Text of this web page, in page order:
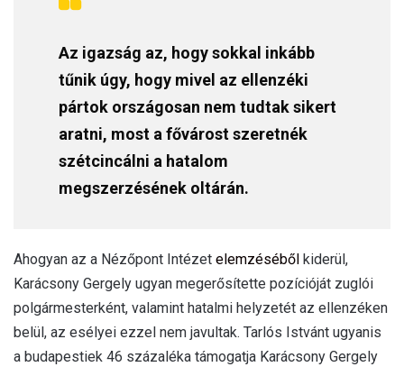
Az igazság az, hogy sokkal inkább
tűnik úgy, hogy mivel az ellenzéki
pártok országosan nem tudtak sikert
aratni, most a fővárost szeretnék
szétcincálni a hatalom
megszerzésének oltárán.
Ahogyan az a Nézőpont Intézet elemzéséből kiderül,
Karácsony Gergely ugyan megerősítette pozícióját zuglói
polgármesterként, valamint hatalmi helyzetét az ellenzéken
belül, az esélyei ezzel nem javultak. Tarlós Istvánt ugyanis
a budapestiek 46 százaléka támogatja Karácsony Gergely